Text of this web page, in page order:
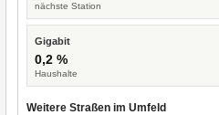
nächste Station
Gigabit
0,2 %
Haushalte
Weitere Straßen im Umfeld